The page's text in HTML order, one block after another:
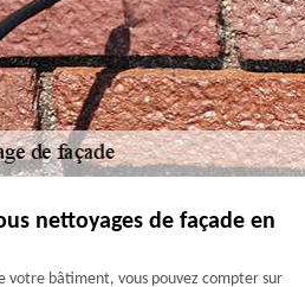
nettoyages de façade en
votre bâtiment, vous pouvez compter sur